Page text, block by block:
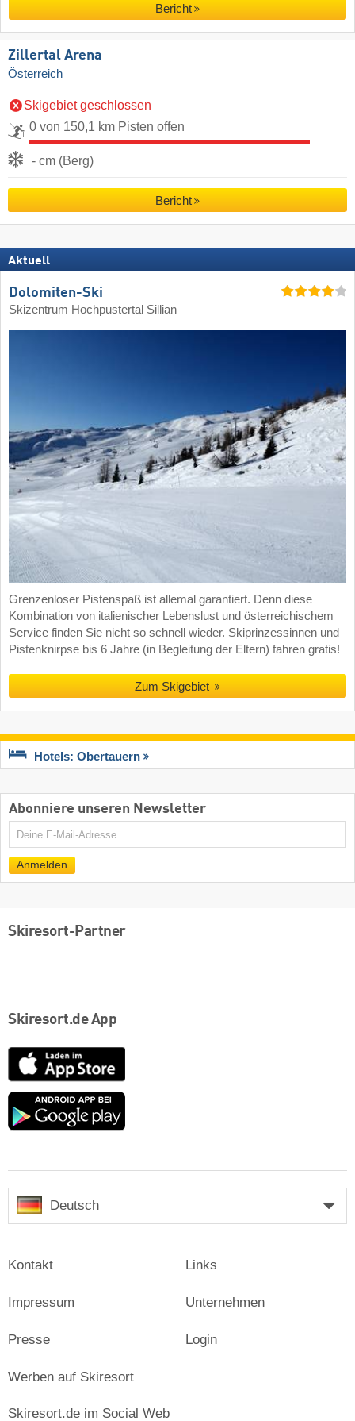
Bericht
Zillertal Arena
Österreich
Skigebiet geschlossen
0 von 150,1 km Pisten offen
- cm (Berg)
Bericht
Aktuell
Dolomiten-Ski
Skizentrum Hochpustertal Sillian
Grenzenloser Pistenspaß ist allemal garantiert. Denn diese
Kombination von italienischer Lebenslust und österreichischem
Service finden Sie nicht so schnell wieder. Skiprinzessinnen und
Pistenknirpse bis 6 Jahre (in Begleitung der Eltern) fahren gratis!
Zum Skigebiet
Hotels: Obertauern
Abonniere unseren Newsletter
E-
Anmelden
Skiresort-Partner
Skiresort.de App
App
Store
Google
Deutsch
Kontakt
Impressum
Presse
Links
Unternehmen
Login
Werben auf Skiresort
Skiresort.de im Social Web